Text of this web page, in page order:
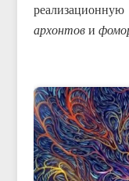
архонтови